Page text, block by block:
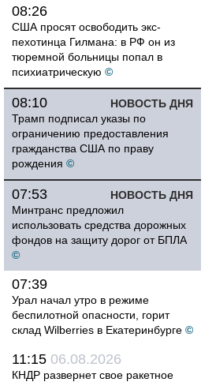
08:26
США просят освободить экс-
пехотинца Гилмана: в РФ он из
тюремной больницы попал в
психиатрическую ©
НОВОСТЬ ДНЯ
08:10
Трамп подписал указы по
ограничению предоставления
гражданства США по праву
рождения ©
НОВОСТЬ ДНЯ
07:53
Минтранс предложил
использовать средства дорожных
фондов на защиту дорог от БПЛА
©
07:39
Урал начал утро в режиме
беспилотной опасности, горит
склад Wilberries в Екатеринбурге ©
11:15 06.08.2026
КНДР развернет свое ракетное